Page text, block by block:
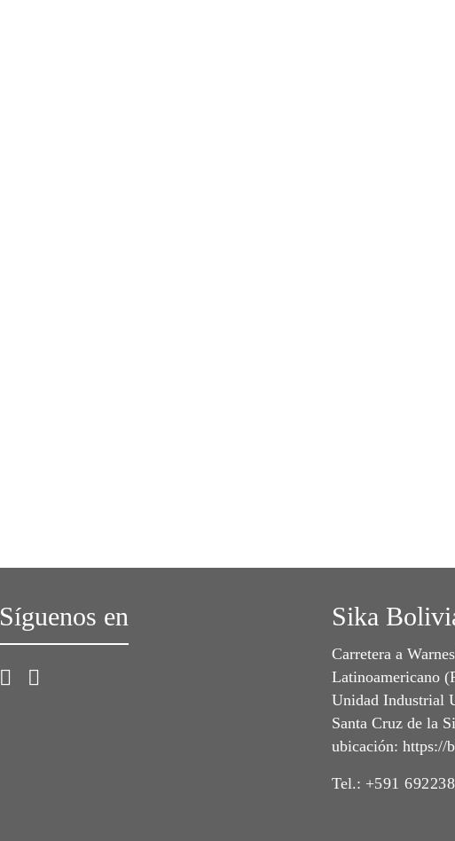
Síguenos en Sika
Carretera a
Latinoamericano
Unidad Industrial
Santa Cruz de la
ubicación: https://
Tel.: +591